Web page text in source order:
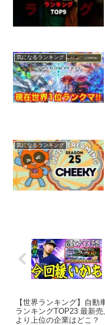
気になるランキング
気になるランキング
【世界ランキング】自動
ランキングTOP23 最新
より上位の企業はどこ？